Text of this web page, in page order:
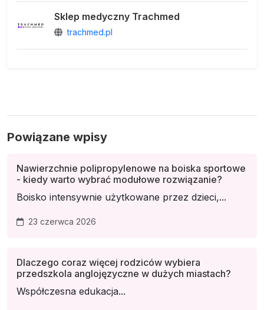
Sklep medyczny Trachmed
trachmed.pl
Powiązane wpisy
Nawierzchnie polipropylenowe na boiska sportowe
- kiedy warto wybrać modułowe rozwiązanie?
Boisko intensywnie użytkowane przez dzieci,...
23 czerwca 2026
Dlaczego coraz więcej rodziców wybiera
przedszkola anglojęzyczne w dużych miastach?
Współczesna edukacja...